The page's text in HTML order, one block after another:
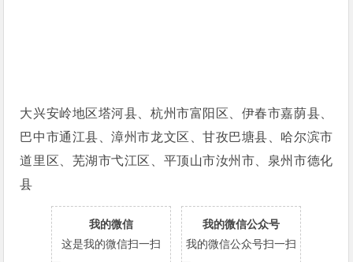
大兴安岭地区塔河县、杭州市富阳区、伊春市嘉荫县、
巴中市通江县、漳州市龙文区、甘孜巴塘县、哈尔滨市
道里区、芜湖市弋江区、平顶山市汝州市、泉州市德化
县
我的微信
这是我的微信扫一扫
我的微信公众号
我的微信公众号扫一扫